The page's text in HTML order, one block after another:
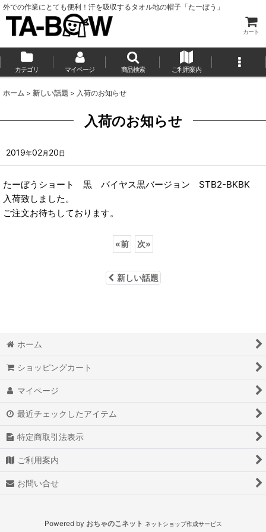
外での作業にとても便利！汗を吸収するタオル地の帽子「たーぼう」
カート
カテゴリ マイページ 商品検索 ご利用案内
ホーム > 新しい話題 > 入荷のお知らせ
入荷のお知らせ
2019年02月 20日
たーぼうショート 黒 バイヤス黒バージョン STB2-BKBK
入荷致しました。
ご注文お待ちしております。
«前 次»
新しい話題
ホーム
ショッピングカート
マイページ
最近チェックしたアイテム
特定商取引法表示
ご利用案内
お問い合せ
Powered by おちゃのこネット ネットショップ作成サービス